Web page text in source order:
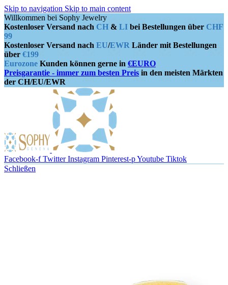
Skip to navigation Skip to main content
Willkommen bei Sophy Jewelry
Kostenloser Versand nach CH & LI bei Bestellungen über CHF
99
Kostenloser Versand nach EU/EWR Länder mit Bestellungen
über €199
Eurozone Kunden können gerne in €EURO
Preisgarantie - immer zum besten Preis in den meisten Märkten
der CH/EU/EWR
Facebook-f Twitter Instagram Pinterest-pYoutube Tiktok
Schließen